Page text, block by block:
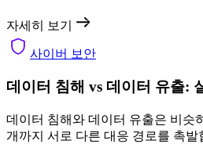
자세히 보기
사이버 보안
데이터 침해 vs 데이터 유출:
데이터 침해와 데이터 유출은 비슷
개까지 서로 다른 대응 경로를 촉발